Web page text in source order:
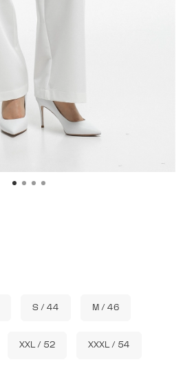
S / 44 M / 46
XXL / 52 XXXL / 54